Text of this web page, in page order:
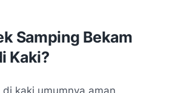
Samping Bekam
Kaki?
kaki umumnya aman